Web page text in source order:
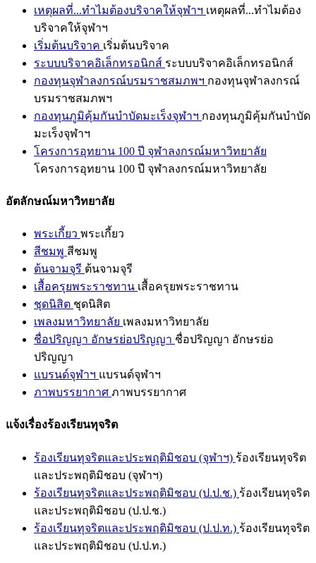
เหตุผลที่...ทำไมต้องบริจาคให้จุฬาฯ เหตุผลที่...ทำไมต้อง
บริจาคให้จุฬาฯ
เริ่มต้นบริจาค เริ่มต้นบริจาค
ระบบบริจาคอิเล็กทรอนิกส์ ระบบบริจาคอิเล็กทรอนิกส์
กองทุนจุฬาลงกรณ์บรมราชสมภพฯ กองทุนจุฬาลงกรณ์
บรมราชสมภพฯ
กองทุนภูมิคุ้มกันบำบัดมะเร็งจุฬาฯ กองทุนภูมิคุ้มกันบำบัด
มะเร็งจุฬาฯ
โครงการอุทยาน 100 ปี จุฬาลงกรณ์มหาวิทยาลัย
โครงการอุทยาน 100 ปี จุฬาลงกรณ์มหาวิทยาลัย
อัตลักษณ์มหาวิทยาลัย
พระเกี้ยว พระเกี้ยว
สีชมพู สีชมพู
ต้นจามจุรี ต้นจามจุรี
เสื้อครุยพระราชทาน เสื้อครุยพระราชทาน
ชุดนิสิต ชุดนิสิต
เพลงมหาวิทยาลัย เพลงมหาวิทยาลัย
ชื่อปริญญา อักษรย่อปริญญา ชื่อปริญญา อักษรย่อ
ปริญญา
แบรนด์จุฬาฯ แบรนด์จุฬาฯ
ภาพบรรยากาศ ภาพบรรยากาศ
แจ้งเรื่องร้องเรียนทุจริต
ร้องเรียนทุจริตและประพฤติมิชอบ (จุฬาฯ) ร้องเรียนทุจริต
และประพฤติมิชอบ (จุฬาฯ)
ร้องเรียนทุจริตและประพฤติมิชอบ (ป.ป.ช.) ร้องเรียนทุจริต
และประพฤติมิชอบ (ป.ป.ช.)
ร้องเรียนทุจริตและประพฤติมิชอบ (ป.ป.ท.) ร้องเรียนทุจริต
และประพฤติมิชอบ (ป.ป.ท.)